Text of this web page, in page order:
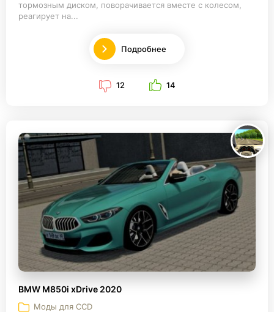
тормозным диском, поворачивается вместе с колесом,
реагирует на...
Подробнее
12 14
BMW M850i xDrive 2020
Моды для CCD